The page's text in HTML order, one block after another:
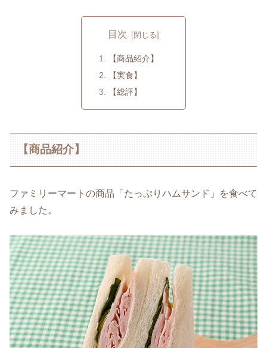
目次
【商品紹介】
【実食】
【総評】
【商品紹介】
ファミリーマートの商品「たっぷりハムサンド」を食べて
みました。